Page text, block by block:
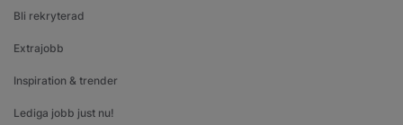
Bli rekryterad
Extrajobb
Inspiration & trender
Lediga jobb just nu!